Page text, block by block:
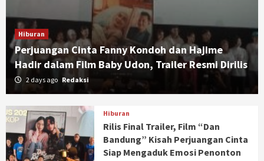
Hiburan
Perjuangan Cinta Fanny Kondoh dan Hajime
Hadir dalam Film Baby Udon, Trailer Resmi Dirilis
2 days ago Redaksi
Hiburan
Rilis Final Trailer, Film “Dan
Bandung” Kisah Perjuangan Cinta
Siap Mengaduk Emosi Penonton